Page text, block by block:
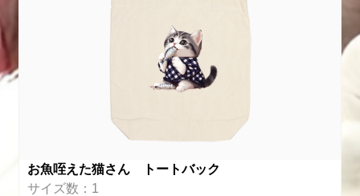
お魚咥えた猫さん トートバック
サイズ数：1